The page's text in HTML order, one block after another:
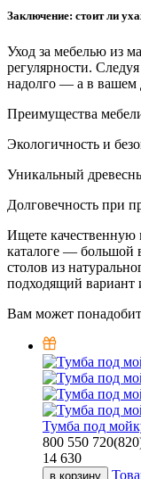
Заключение: стоит ли
Уход за мебелью из
регулярности.
надолго — а в вашем
Преимущества
Экологичность и
Уникальный
Долговечность при
Ищете качественную
каталоге — большой
столов из
подходящий вариант
Вам может
Тумба под
800 550
14 630
в корзину